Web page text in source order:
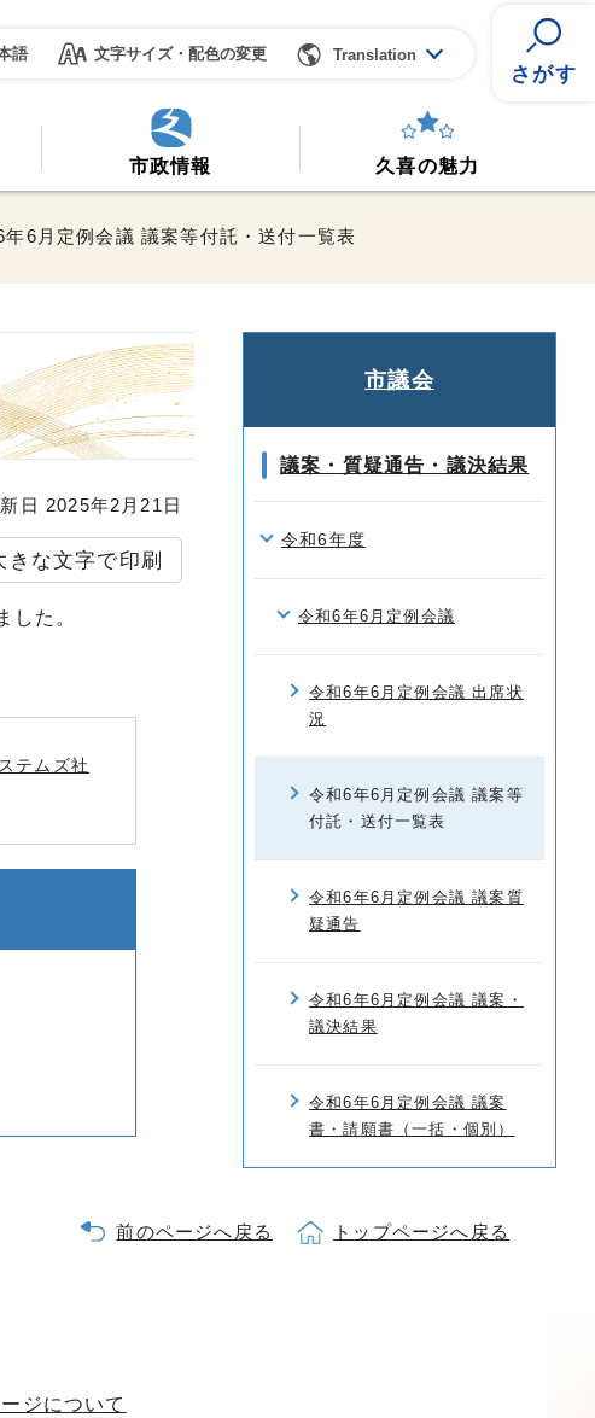
語 文字サイズ・配色の変更 Translation
さがす
市政情報 久喜の魅力
6月定例会議 議案等付託・送付一覧表
日 2025年2月21日
きな文字で印刷
た。
テムズ社
市議会
議案・質疑通告・議決結果
令和6年度
令和6年6月定例会議
令和6年6月定例会議 出席状
況
令和6年6月定例会議 議案等
付託・送付一覧表
令和6年6月定例会議 議案質
疑通告
令和6年6月定例会議 議案・
議決結果
令和6年6月定例会議 議案
書・請願書（一括・個別）
前のページへ戻る トップページへ戻る
ジについて